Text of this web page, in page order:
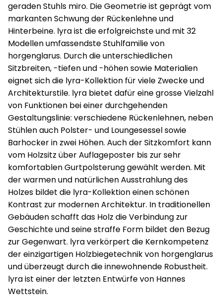
geraden Stuhls miro. Die Geometrie ist geprägt vom
markanten Schwung der Rückenlehne und
Hinterbeine. lyra ist die erfolgreichste und mit 32
Modellen umfassendste Stuhlfamilie von
horgenglarus. Durch die unterschiedlichen
Sitzbreiten, -tiefen und -höhen sowie Materialien
eignet sich die lyra-Kollektion für viele Zwecke und
Architekturstile. lyra bietet dafür eine grosse Vielzahl
von Funktionen bei einer durchgehenden
Gestaltungslinie: verschiedene Rückenlehnen, neben
Stühlen auch Polster- und Loungesessel sowie
Barhocker in zwei Höhen. Auch der Sitzkomfort kann
vom Holzsitz über Auflageposter bis zur sehr
komfortablen Gurtpolsterung gewählt werden. Mit
der warmen und natürlichen Ausstrahlung des
Holzes bildet die lyra-Kollektion einen schönen
Kontrast zur modernen Architektur. In traditionellen
Gebäuden schafft das Holz die Verbindung zur
Geschichte und seine straffe Form bildet den Bezug
zur Gegenwart. lyra verkörpert die Kernkompetenz
der einzigartigen Holzbiegetechnik von horgenglarus
und überzeugt durch die innewohnende Robustheit.
lyra ist einer der letzten Entwürfe von Hannes
Wettstein.